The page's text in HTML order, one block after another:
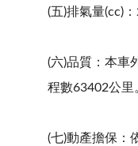
(五)排氣量(cc)
(六)品質：本車
程數63402公里
(七)動產擔保：